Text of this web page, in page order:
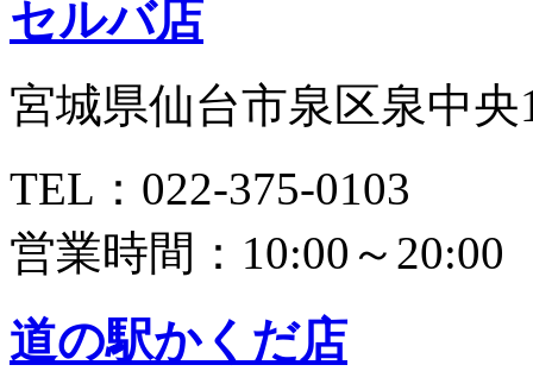
セルバ店
宮城県仙台市泉区泉中央
TEL：022-375-0103
営業時間：10:00～20:00
道の駅かくだ店